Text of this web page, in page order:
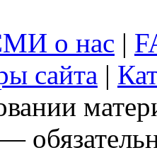
о нас |
сайта |